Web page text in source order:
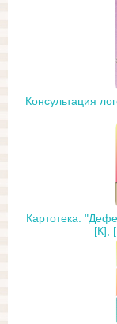
Консультация
Картотека:
[К],